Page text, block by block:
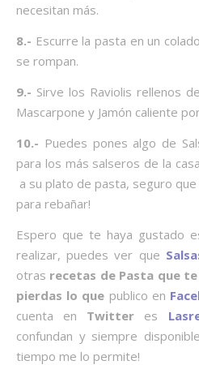
necesitan más.
8.- Escurre la pasta en un
se rompan.
9.- Sirve los Raviolis rellenos
Mascarpone y Jamón caliente
10.- Puedes pones algo de
para los más salseros de la
a su plato de pasta, seguro
para rebañar!
Espero que te haya gustado
realizar, puedes ver que
otras recetas de Pasta que
pierdas lo que publico en
cuenta en Twitter es
confundan y siempre
tiempo me lo permite!